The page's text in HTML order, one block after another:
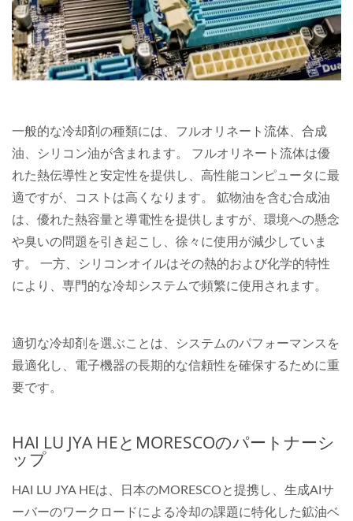
一般的な冷却剤の種類には、フルオリネート流体、合成
油、シリコン油が含まれます。 フルオリネート流体は優
れた熱伝導性と安定性を提供し、高性能コンピュータに最
適ですが、コストは高くなります。 鉱物油を含む合成油
は、優れた熱容量と導電性を提供しますが、環境への懸念
や臭いの問題を引き起こし、徐々に使用が減少していま
す。 一方、シリコンオイルはその熱的および化学的特性
により、専門的な冷却システムで頻繁に使用されます。
適切な冷却剤を選ぶことは、システムのパフォーマンスを
最適化し、電子機器の長期的な信頼性を確保するために重
要です。
HAI LU JYA HEとMORESCOのパートナーシ
ップ
HAI LU JYA HEは、日本のMORESCOと提携し、生成AIサ
ーバーのワークロードによる冷却の課題に特化した鉱油ベ